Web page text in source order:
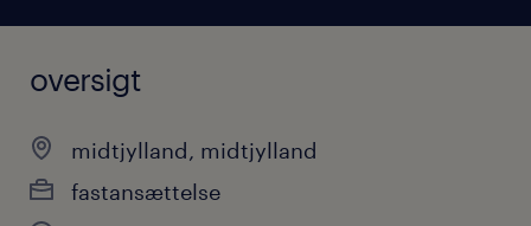
oversigt
midtjylland, midtjylland
fastansættelse